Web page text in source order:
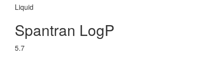
Liquid
Spantran LogP
5.7